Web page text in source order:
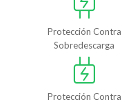
Protección Contra
Sobredescarga
Protección Contra